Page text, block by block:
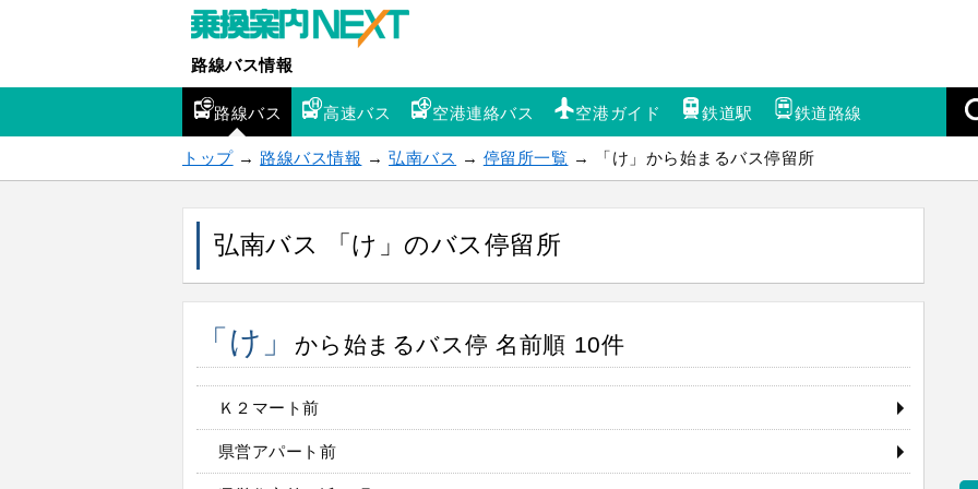
路線バス情報
路線バス 高速バス 空港連絡バス 空港ガイド 鉄道駅 鉄道路線
トップ→ 路線バス情報 →弘南バス → 停留所一覧 → 「け」から始まるバス停留所
弘南バス 「け」のバス停留所
「け」 から始まるバス停 名前順 10件
Ｋ２マート前
県営アパート前